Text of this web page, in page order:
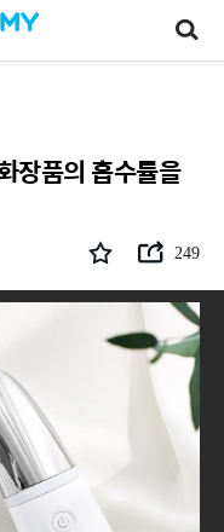
장품의 흡수률을
249